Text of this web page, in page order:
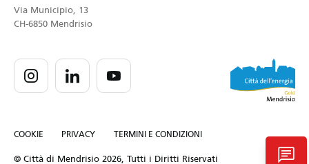
Via Municipio, 13
CH-6850 Mendrisio
COOKIE PRIVACY TERMINI E CONDIZIONI
© Città di Mendrisio 2026, Tutti i Diritti Riservati chat